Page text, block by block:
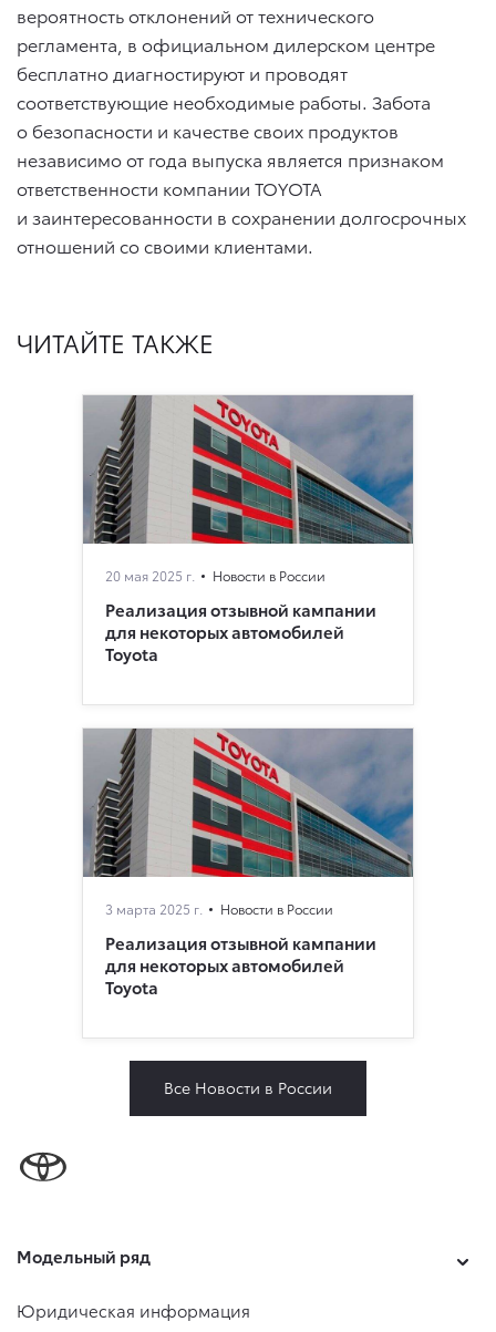
вероятность отклонений от технического
регламента, в официальном дилерском центре
бесплатно диагностируют и проводят
соответствующие необходимые работы. Забота
о безопасности и качестве своих продуктов
независимо от года выпуска является признаком
ответственности компании TOYOTA
и заинтересованности в сохранении долгосрочных
отношений со своими клиентами.
ЧИТАЙТЕ ТАКЖЕ
20 мая 2025 г. Новости в России
Реализация отзывной кампании
для некоторых автомобилей
Toyota
3 марта 2025 г. Новости в России
Реализация отзывной кампании
для некоторых автомобилей
Toyota
Все Новости в России
Модельный ряд
Юридическая информация